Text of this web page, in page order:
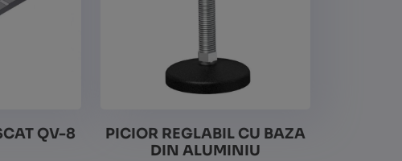
QV-8
PICIOR REGLABIL CU BAZA
DIN ALUMINIU